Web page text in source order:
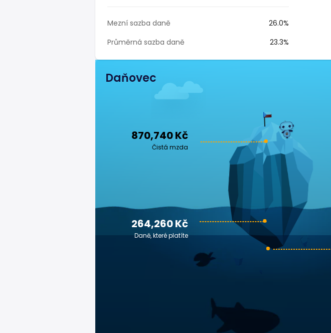
Mezní sazba daně
26.0%
Průměrná sazba daně
23.3%
Daňovec
870,740 Kč
Čistá mzda
264,260 Kč
Daně, které platíte